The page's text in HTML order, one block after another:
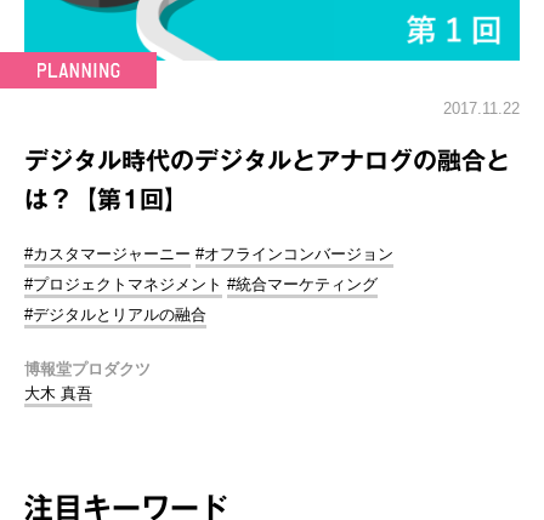
2017.11.22
デジタル時代のデジタルとアナログの融合と
は？【第1回】
#カスタマージャーニー #オフラインコンバージョン
#プロジェクトマネジメント #統合マーケティング
#デジタルとリアルの融合
博報堂プロダクツ
大木 真吾
注目キーワード